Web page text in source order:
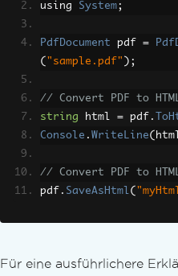
    <tbody>
        <th bgcolor='#32ab90'>Title</t
h>
</th>
        <th bgcolor='#2a95d5'>Compatib
le</th>
      <xsl:for-each select='catalog/c
d'>
>
using System;
PdfDocument pdf =
( "sample.pdf" );
// Convert PDF to
string html = pdf .
Console . WriteLine(
// Convert PDF to
pdf . SaveAsHtml(
Für eine ausführlichere